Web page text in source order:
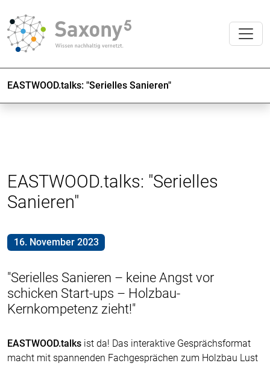
EASTWOOD.talks: "Serielles Sanieren"
EASTWOOD.talks: "Serielles
Sanieren"
16. November 2023
"Serielles Sanieren – keine Angst vor
schicken Start-ups – Holzbau-
Kernkompetenz zieht!"
EASTWOOD.talks ist da! Das interaktive Gesprächsformat
macht mit spannenden Fachgesprächen zum Holzbau Lust